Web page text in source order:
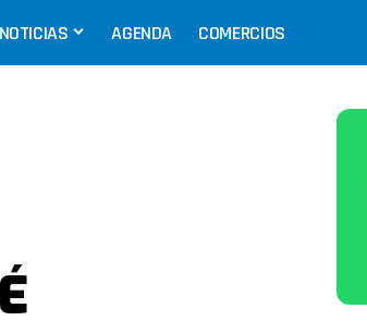
NOTICIAS AGENDA COMERCIOS